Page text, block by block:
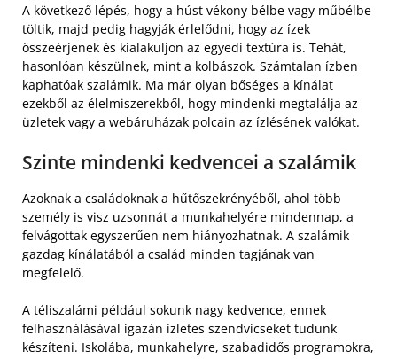
A következő lépés, hogy a húst vékony bélbe vagy műbélbe
töltik, majd pedig hagyják érlelődni, hogy az ízek
összeérjenek és kialakuljon az egyedi textúra is. Tehát,
hasonlóan készülnek, mint a kolbászok. Számtalan ízben
kaphatóak szalámik. Ma már olyan bőséges a kínálat
ezekből az élelmiszerekből, hogy mindenki megtalálja az
üzletek vagy a webáruházak polcain az ízlésének valókat.
Szinte mindenki kedvencei a szalámik
Azoknak a családoknak a hűtőszekrényéből, ahol több
személy is visz uzsonnát a munkahelyére mindennap, a
felvágottak egyszerűen nem hiányozhatnak. A szalámik
gazdag kínálatából a család minden tagjának van
megfelelő.
A téliszalámi például sokunk nagy kedvence, ennek
felhasználásával igazán ízletes szendvicseket tudunk
készíteni. Iskolába, munkahelyre, szabadidős programokra,